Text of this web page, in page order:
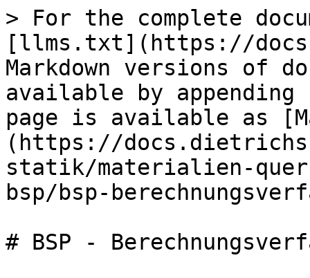
> For the complete
[llms.txt](https://
Markdown versions of
available by
page is available as
(https://
statik/materialien-
bsp/bsp-
# BSP -